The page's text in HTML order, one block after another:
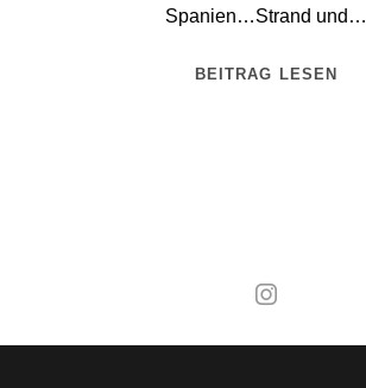
Spanien…Strand und…
BEITRAG LESEN